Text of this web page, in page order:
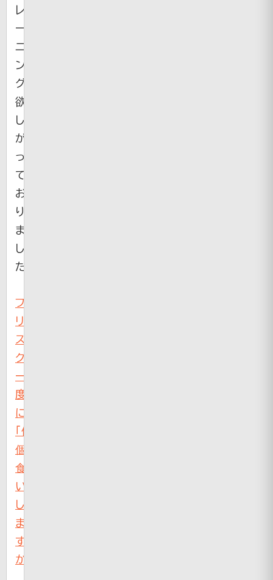
レ
ー
ニ
ン
グ』
欲
し
が
っ
て
お
り
ま
し
た
フ
リ
ス
ク、
一
度
に
「何
個
食
い」
し
ま
す
か？